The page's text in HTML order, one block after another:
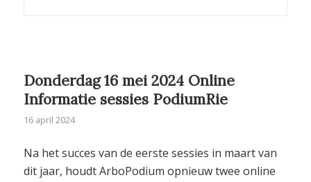
Donderdag 16 mei 2024 Online
Informatie sessies PodiumRie
16 april 2024
Na het succes van de eerste sessies in maart van
dit jaar, houdt ArboPodium opnieuw twee online